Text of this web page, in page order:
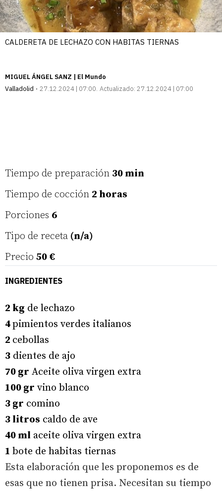
CALDERETA DE LECHAZO CON HABITAS TIERNAS
MIGUEL ÁNGEL SANZ | El Mundo
Valladolid
27.12.2024 | 07:00 Actualizado: 27.12.2024 | 07:00
Tiempo de preparación 30 min
Tiempo de cocción 2 horas
Porciones 6
Tipo de receta (n/a)
Precio 50 €
INGREDIENTES
2 kg de lechazo
4pimientos verdes italianos
2 cebollas
3 dientes de ajo
70 gr Aceite oliva virgen extra
100 gr vino blanco
3 gr comino
3 litros caldo de ave
40 ml aceite oliva virgen extra
1 bote de habitas tiernas
Esta elaboración que les proponemos es de
esas que no tienen prisa. Necesitan su tiempo